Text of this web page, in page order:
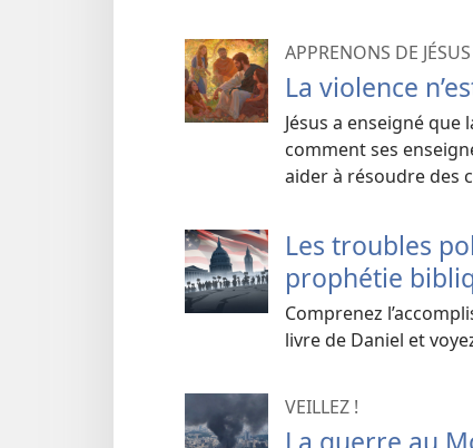
APPRENONS DE JÉSUS
La violence
Jésus a enseigné que
comment ses
aider à résoudre des
Les troubles
prophétie
Comprenez
livre de Daniel et
VEILLEZ !